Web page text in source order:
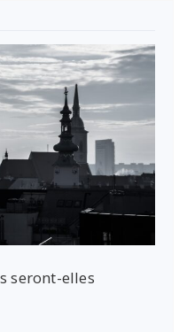
seront-elles